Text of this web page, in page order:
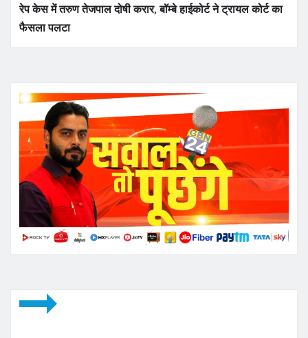
रेप केस में तरुण तेजपाल दोषी करार, बॉम्बे हाईकोर्ट ने ट्रायल कोर्ट का
फैसला पलटा